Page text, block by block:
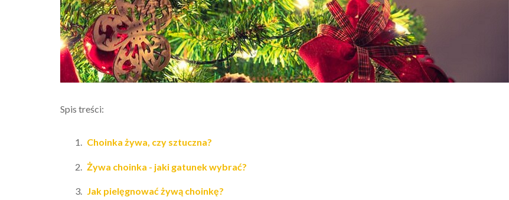
Spis treści:
Choinka żywa, czy sztuczna?
Żywa choinka - jaki gatunek wybrać?
Jak pielęgnować żywą choinkę?